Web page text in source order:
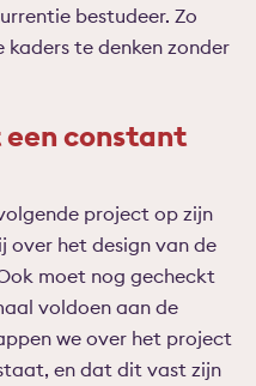
bestudeer. Zo
te denken zonder
constant
project op zijn
het design van de
moet nog gecheckt
voldoen aan de
we over het project
en dat dit vast zijn